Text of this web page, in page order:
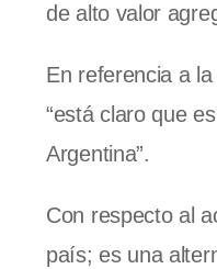
de alto valor
En referencia a
“está claro que
Argentina”.
Con respecto al
país; es una